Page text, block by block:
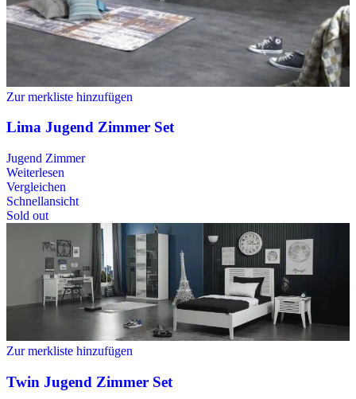
Zur merkliste hinzufügen
Lima Jugend Zimmer Set
Jugend Zimmer
Weiterlesen
Vergleichen
Schnellansicht
Sold out
Zur merkliste hinzufügen
Twin Jugend Zimmer Set